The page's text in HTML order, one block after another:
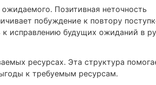
Позитивная неточность
побуждение к повтору
исправлению будущих ожиданий в
ресурсах. Эта структура
к требуемым ресурсам.